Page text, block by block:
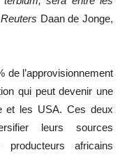
Reuters Daan de Jonge,
de l’approvisionnement
qui peut devenir une
et les USA. Ces deux
leurs sources
producteurs africains